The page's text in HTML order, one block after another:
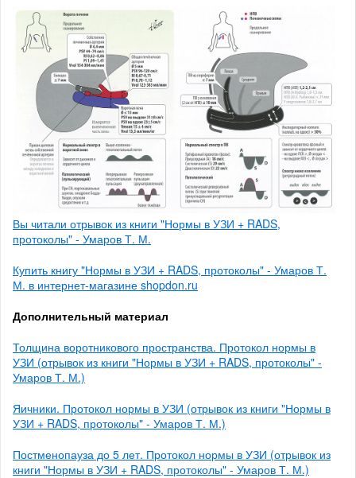
Вы читали отрывок из книги "Нормы в УЗИ + RADS,
протоколы" - Умаров Т. М.
Купить книгу "Нормы в УЗИ + RADS, протоколы" - Умаров Т.
М. в интернет-магазине shopdon.ru
Дополнительный материал
Толщина воротникового пространства. Протокол нормы в
УЗИ (отрывок из книги "Нормы в УЗИ + RADS, протоколы" -
Умаров Т. М.)
Яичники. Протокол нормы в УЗИ (отрывок из книги "Нормы в
УЗИ + RADS, протоколы" - Умаров Т. М.)
Постменопауза до 5 лет. Протокол нормы в УЗИ (отрывок из
книги "Нормы в УЗИ + RADS, протоколы" - Умаров Т. М.)